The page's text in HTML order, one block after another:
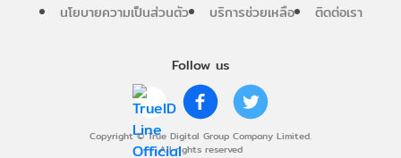
Follow us
Copyright © True Digital Group Company Limited.
All rights reserved
นโยบายความเป็นส่วนตัว
บริการช่วยเหลือ ติดต่อเรา